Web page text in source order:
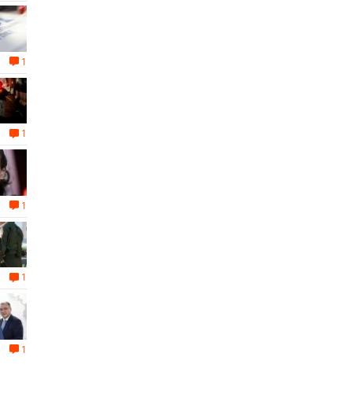
1
1
1
1
1